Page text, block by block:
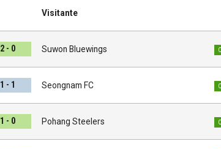
Visitante
2 - 0 Suwon Bluewings C
1 - 1 Seongnam FC C
1 - 0 Pohang Steelers C